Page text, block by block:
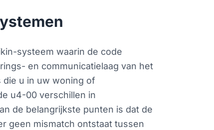
systeem waarin de code
en communicatielaag van het
die u in uw woning of
u4-00 verschillen in
de belangrijkste punten is dat de
geen mismatch ontstaat tussen